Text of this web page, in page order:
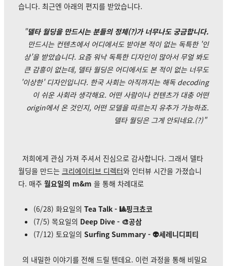
습니다. 최근엔 아래의 편지를 받았습니다.
"델타 월딩을 만드시는 분들의 정체(?)가 너무나도 궁금합니다.
만드시는 컨텐츠에서 어디에서도 받아본 적이 없는 독특한 '인
상'을 받았습니다. 요즘 워낙 독특한 디자인이 많아서 무얼 봐도
큰 감흥이 없는데, 델타 월딩은 어디에서도 본 적이 없는 너무도
'이상한' 디자인입니다. 한국 사회는 아직까지는 해독 decoding
이 쉬운 사회라 생각해요. 어떤 사람이나 컨텐츠가 대충 어떤
origin에서 온 것인지, 어떤 모델을 따르는지 유추가 가능하죠.
델타 월딩은 그게 안되네요.(?)"
저희에게 관심 가져 주셔서 진심으로 감사합니다. 그래서 델타
월딩을 만드는 크리에이티브 디렉터와 인터뷰 시간을 가졌습니
다. 매주 월요일의 m&m 을 통해 차례대로
(6/28) 화요일의 Tea Talk - 🎱핑크쵸코
(7/5) 목요일의 Deep Dive - 🎨공삼
(7/12) 토요일의 Surfing Summary - 👽세레니디피티
의 내밀한 이야기를 전해 드릴 텐데요. 이런 과정을 통해 비밀요